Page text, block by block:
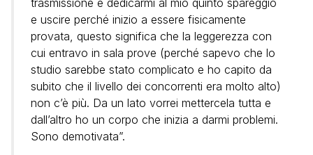
trasmissione e dedicarmi al mio quinto spareggio
e uscire perché inizio a essere fisicamente
provata, questo significa che la leggerezza con
cui entravo in sala prove (perché sapevo che lo
studio sarebbe stato complicato e ho capito da
subito che il livello dei concorrenti era molto alto)
non c’è più. Da un lato vorrei mettercela tutta e
dall’altro ho un corpo che inizia a darmi problemi.
Sono demotivata”.